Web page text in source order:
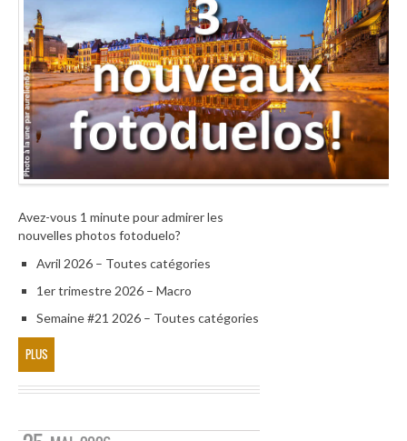
Avez-vous 1 minute pour admirer les
nouvelles photos fotoduelo?
Avril 2026 – Toutes catégories
1er trimestre 2026 – Macro
Semaine #21 2026 – Toutes catégories
PLUS